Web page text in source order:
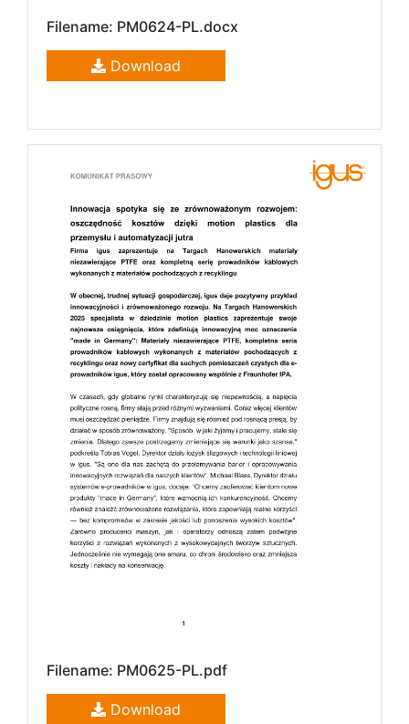
Filename: PM0624-PL.docx
Download
Filename: PM0625-PL.pdf
Download